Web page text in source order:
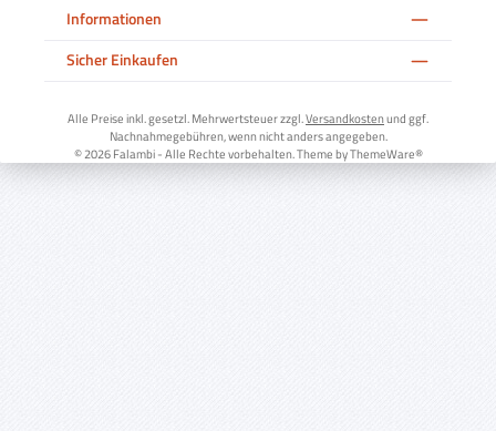
Informationen
Sicher Einkaufen
Alle Preise inkl. gesetzl. Mehrwertsteuer zzgl.Versandkostenund ggf.
Nachnahmegebühren, wenn nicht anders angegeben.
© 2026 Falambi - Alle Rechte vorbehalten. Theme byThemeWare®